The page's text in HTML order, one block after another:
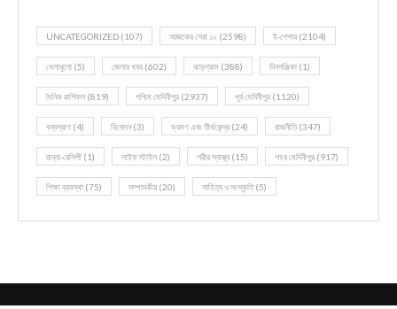
UNCATEGORIZED (107) আজকের সেরা ১০ (2598) ই-পেপার (2104)
খেলাধূলো (5) জেলার খবর (602) ঝাড়গ্রাম (388) দিনপঞ্জিকা (1)
দৈনিক রাশিফল (819) পশ্চিম মেদিনীপুর (2937) পূর্ব মেদিনীপুর (1120)
বন্যপ্রাণ (4) বিনোদন(3) ভ্রমণ এবং তীর্থকেন্দ্র (24) রাজনীতি(347)
রান্না-রেসিপী (1) লাইফ স্টাইল (2) শরীর স্বাস্থ্য (15) শহর মেদিনীপুর (917)
শিক্ষা ব্যবস্থা (75) সম্পাদকীয় (20) সাহিত্য ও সংস্কৃতি(5)